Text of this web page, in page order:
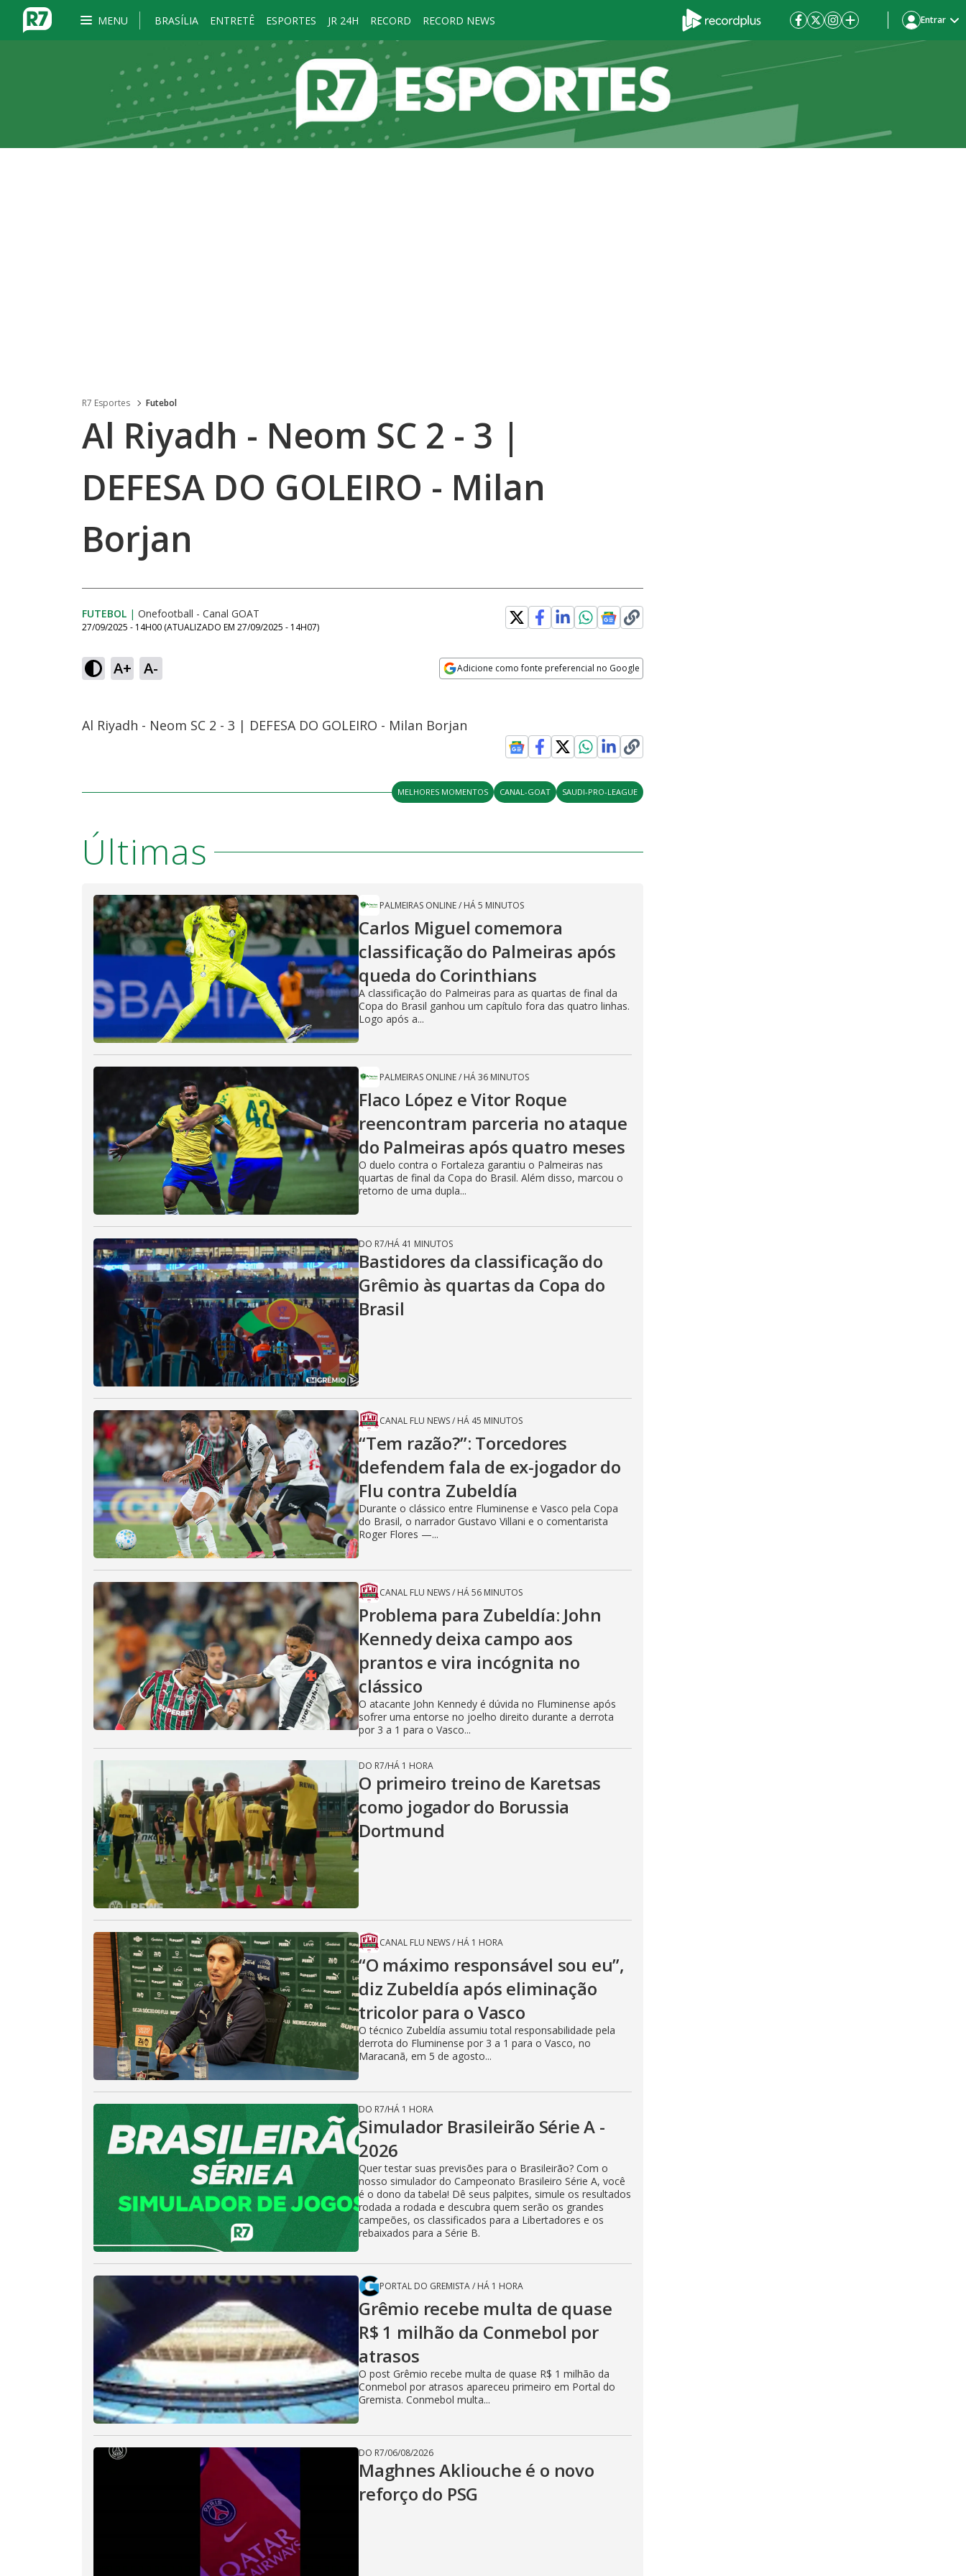
MENU BRASÍLIA ENTRETÊ ESPORTES JR 24H RECORD RECORD NEWS Entrar
R7 Esportes Futebol
Al Riyadh - Neom SC 2 - 3 |
DEFESA DO GOLEIRO - Milan
Borjan
FUTEBOL | Onefootball - Canal GOAT
27/09/2025 - 14H00 (ATUALIZADO EM 27/09/2025 - 14H07)
A+ A- Adicione como fonte preferencial no Google
Al Riyadh - Neom SC 2 - 3 | DEFESA DO GOLEIRO - Milan Borjan
MELHORES MOMENTOS CANAL-GOAT SAUDI-PRO-LEAGUE
Últimas
PALMEIRAS ONLINE/ HÁ 5 MINUTOS
Carlos Miguel comemora
classificação do Palmeiras após
queda do Corinthians
A classificação do Palmeiras para as quartas de final da
Copa do Brasil ganhou um capítulo fora das quatro linhas.
Logo após a...
PALMEIRAS ONLINE/ HÁ 36 MINUTOS
Flaco López e Vitor Roque
reencontram parceria no ataque
do Palmeiras após quatro meses
O duelo contra o Fortaleza garantiu o Palmeiras nas
quartas de final da Copa do Brasil. Além disso, marcou o
retorno de uma dupla...
DO R7/HÁ 41 MINUTOS
Bastidores da classificação do
Grêmio às quartas da Copa do
Brasil
CANAL FLU NEWS/ HÁ 45 MINUTOS
“Tem razão?”: Torcedores
defendem fala de ex-jogador do
Flu contra Zubeldía
Durante o clássico entre Fluminense e Vasco pela Copa
do Brasil, o narrador Gustavo Villani e o comentarista
Roger Flores —...
CANAL FLU NEWS/ HÁ 56 MINUTOS
Problema para Zubeldía: John
Kennedy deixa campo aos
prantos e vira incógnita no
clássico
O atacante John Kennedy é dúvida no Fluminense após
sofrer uma entorse no joelho direito durante a derrota
por 3 a 1 para o Vasco...
DO R7/HÁ 1 HORA
O primeiro treino de Karetsas
como jogador do Borussia
Dortmund
CANAL FLU NEWS/ HÁ 1 HORA
“O máximo responsável sou eu”,
diz Zubeldía após eliminação
tricolor para o Vasco
O técnico Zubeldía assumiu total responsabilidade pela
derrota do Fluminense por 3 a 1 para o Vasco, no
Maracanã, em 5 de agosto...
DO R7/HÁ 1 HORA
Simulador Brasileirão Série A -
2026
Quer testar suas previsões para o Brasileirão? Com o
nosso simulador do Campeonato Brasileiro Série A, você
é o dono da tabela! Dê seus palpites, simule os resultados
rodada a rodada e descubra quem serão os grandes
campeões, os classificados para a Libertadores e os
rebaixados para a Série B.
PORTAL DO GREMISTA/ HÁ 1 HORA
Grêmio recebe multa de quase
R$ 1 milhão da Conmebol por
atrasos
O post Grêmio recebe multa de quase R$ 1 milhão da
Conmebol por atrasos apareceu primeiro em Portal do
Gremista. Conmebol multa...
DO R7/06/08/2026
Maghnes Akliouche é o novo
reforço do PSG